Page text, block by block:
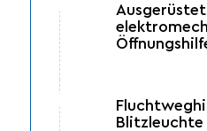
Blitzleuchte